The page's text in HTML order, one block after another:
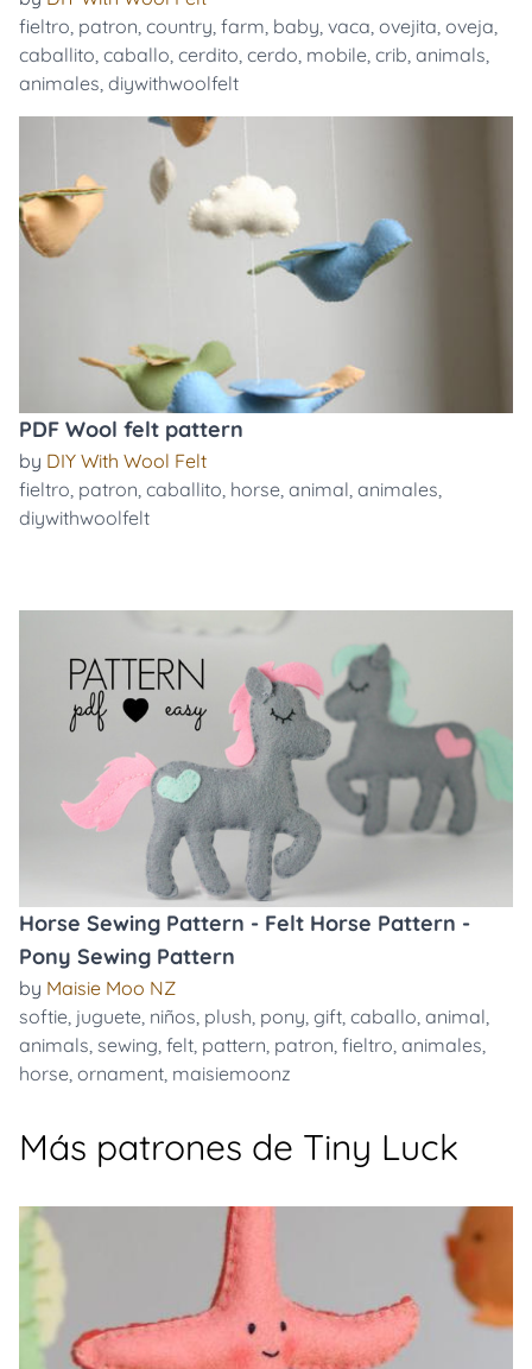
fieltro, patron, country, farm, baby, vaca, ovejita, oveja,
caballito, caballo, cerdito, cerdo, mobile, crib, animals,
animales, diywithwoolfelt
PDF Wool felt pattern
by DIY With Wool Felt
fieltro, patron, caballito, horse, animal, animales,
diywithwoolfelt
Horse Sewing Pattern - Felt Horse Pattern -
Pony Sewing Pattern
by Maisie Moo NZ
softie, juguete, niños, plush, pony, gift, caballo, animal,
animals, sewing, felt, pattern, patron, fieltro, animales,
horse, ornament, maisiemoonz
Más patrones de Tiny Luck